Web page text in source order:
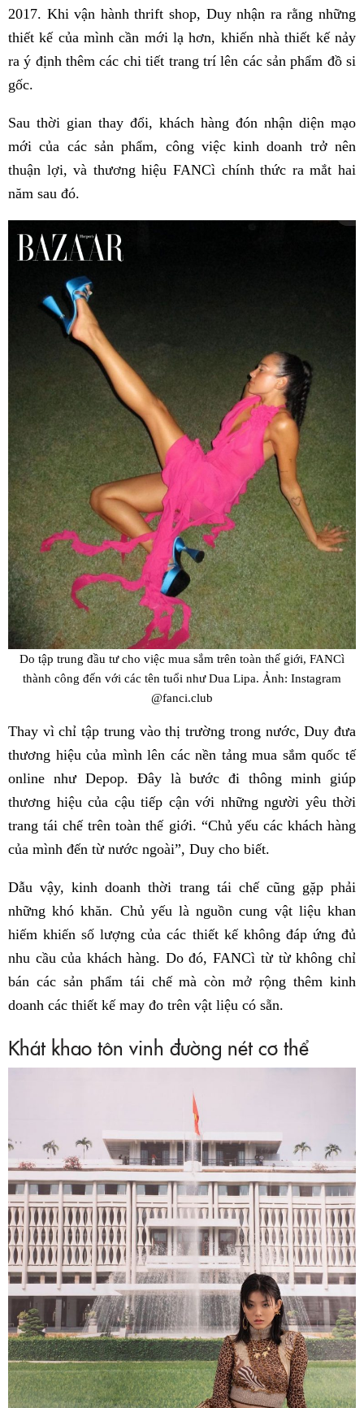
2017. Khi vận hành thrift shop, Duy nhận ra rằng những
thiết kế của mình cần mới lạ hơn, khiến nhà thiết kế nảy
ra ý định thêm các chi tiết trang trí lên các sản phẩm đồ si
gốc.
Sau thời gian thay đổi, khách hàng đón nhận diện mạo
mới của các sản phẩm, công việc kinh doanh trở nên
thuận lợi, và thương hiệu FANCì chính thức ra mắt hai
năm sau đó.
Do tập trung đầu tư cho việc mua sắm trên toàn thế giới, FANCì
thành công đến với các tên tuổi như Dua Lipa. Ảnh: Instagram
@fanci.club
Thay vì chỉ tập trung vào thị trường trong nước, Duy đưa
thương hiệu của mình lên các nền tảng mua sắm quốc tế
online như Depop. Đây là bước đi thông minh giúp
thương hiệu của cậu tiếp cận với những người yêu thời
trang tái chế trên toàn thế giới. “Chủ yếu các khách hàng
của mình đến từ nước ngoài”, Duy cho biết.
Dẫu vậy, kinh doanh thời trang tái chế cũng gặp phải
những khó khăn. Chủ yếu là nguồn cung vật liệu khan
hiếm khiến số lượng của các thiết kế không đáp ứng đủ
nhu cầu của khách hàng. Do đó, FANCì từ từ không chỉ
bán các sản phẩm tái chế mà còn mở rộng thêm kinh
doanh các thiết kế may đo trên vật liệu có sẵn.
Khát khao tôn vinh đường nét cơ thể